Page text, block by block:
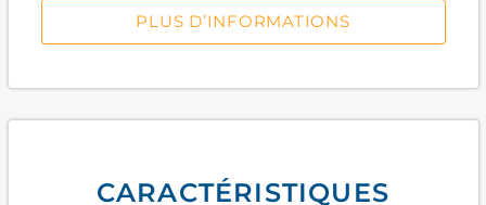
PLUS D’INFORMATIONS
CARACTÉRISTIQUES